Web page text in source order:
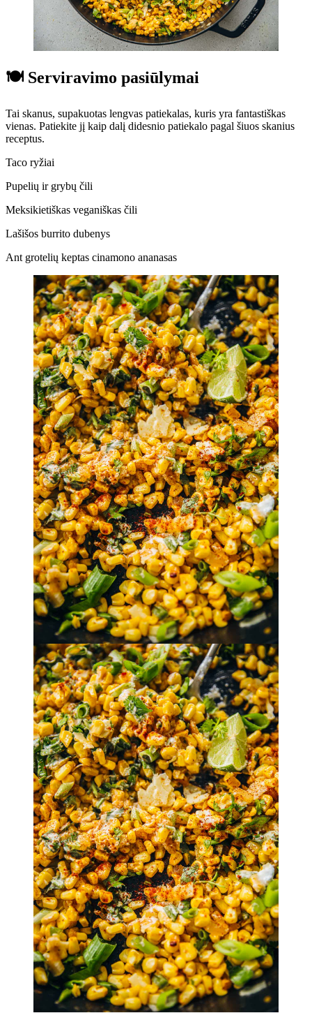
🍽️ Serviravimo pasiūlymai
Tai skanus, supakuotas lengvas patiekalas, kuris yra fantastiškas
vienas. Patiekite jį kaip dalį didesnio patiekalo pagal šiuos skanius
receptus.
Taco ryžiai
Pupelių ir grybų čili
Meksikietiškas veganiškas čili
Lašišos burrito dubenys
Ant grotelių keptas cinamono ananasas